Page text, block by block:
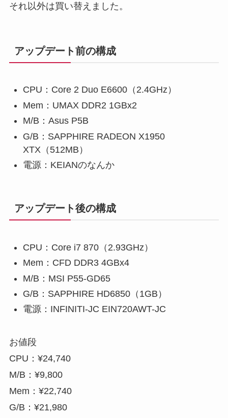
それ以外は買い替えました。
アップデート前の構成
CPU：Core 2 Duo E6600（2.4GHz）
Mem：UMAX DDR2 1GBx2
M/B：Asus P5B
G/B：SAPPHIRE RADEON X1950
XTX（512MB）
電源：KEIANのなんか
アップデート後の構成
CPU：Core i7 870（2.93GHz）
Mem：CFD DDR3 4GBx4
M/B：MSI P55-GD65
G/B：SAPPHIRE HD6850（1GB）
電源：INFINITI-JC EIN720AWT-JC
お値段
CPU：¥24,740
M/B：¥9,800
Mem：¥22,740
G/B：¥21,980